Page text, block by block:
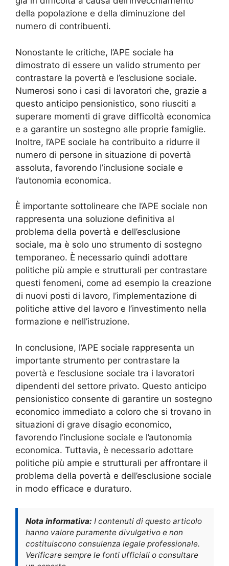
della popolazione e della diminuzione del
numero di contribuenti.
Nonostante le critiche, l’APE sociale ha
dimostrato di essere un valido strumento per
contrastare la povertà e l’esclusione sociale.
Numerosi sono i casi di lavoratori che, grazie a
questo anticipo pensionistico, sono riusciti a
superare momenti di grave difficoltà economica
e a garantire un sostegno alle proprie famiglie.
Inoltre, l’APE sociale ha contribuito a ridurre il
numero di persone in situazione di povertà
assoluta, favorendo l’inclusione sociale e
l’autonomia economica.
È importante sottolineare che l’APE sociale non
rappresenta una soluzione definitiva al
problema della povertà e dell’esclusione
sociale, ma è solo uno strumento di sostegno
temporaneo. È necessario quindi adottare
politiche più ampie e strutturali per contrastare
questi fenomeni, come ad esempio la creazione
di nuovi posti di lavoro, l’implementazione di
politiche attive del lavoro e l’investimento nella
formazione e nell’istruzione.
In conclusione, l’APE sociale rappresenta un
importante strumento per contrastare la
povertà e l’esclusione sociale tra i lavoratori
dipendenti del settore privato. Questo anticipo
pensionistico consente di garantire un sostegno
economico immediato a coloro che si trovano in
situazioni di grave disagio economico,
favorendo l’inclusione sociale e l’autonomia
economica. Tuttavia, è necessario adottare
politiche più ampie e strutturali per affrontare il
problema della povertà e dell’esclusione sociale
in modo efficace e duraturo.
Nota informativa: I contenuti di questo articolo
hanno valore puramente divulgativo e non
costituiscono consulenza legale professionale.
Verificare sempre le fonti ufficiali o consultare